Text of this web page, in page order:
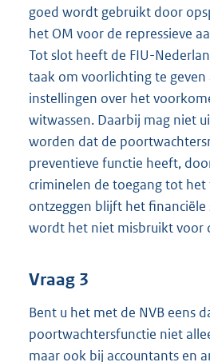
goed wordt gebruikt door
het OM voor de repressieve
Tot slot heeft de FIU-
taak om voorlichting te
instellingen over het
witwassen. Daarbij mag niet
worden dat de
preventieve functie heeft,
criminelen de toegang tot het
ontzeggen blijft het financiële
wordt het niet misbruikt voor
Vraag 3
Bent u het met de NVB eens
poortwachtersfunctie niet
maar ook bij accountants en